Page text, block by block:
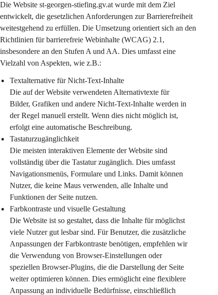
Die Website st-georgen-stiefing.gv.at wurde mit dem Ziel
entwickelt, die gesetzlichen Anforderungen zur Barrierefreiheit
weitestgehend zu erfüllen. Die Umsetzung orientiert sich an den
Richtlinien für barrierefreie Webinhalte (WCAG) 2.1,
insbesondere an den Stufen A und AA. Dies umfasst eine
Vielzahl von Aspekten, wie z.B.:
Textalternative für Nicht-Text-Inhalte
Die auf der Website verwendeten Alternativtexte für
Bilder, Grafiken und andere Nicht-Text-Inhalte werden in
der Regel manuell erstellt. Wenn dies nicht möglich ist,
erfolgt eine automatische Beschreibung.
Tastaturzugänglichkeit
Die meisten interaktiven Elemente der Website sind
vollständig über die Tastatur zugänglich. Dies umfasst
Navigationsmenüs, Formulare und Links. Damit können
Nutzer, die keine Maus verwenden, alle Inhalte und
Funktionen der Seite nutzen.
Farbkontraste und visuelle Gestaltung
Die Website ist so gestaltet, dass die Inhalte für möglichst
viele Nutzer gut lesbar sind. Für Benutzer, die zusätzliche
Anpassungen der Farbkontraste benötigen, empfehlen wir
die Verwendung von Browser-Einstellungen oder
speziellen Browser-Plugins, die die Darstellung der Seite
weiter optimieren können. Dies ermöglicht eine flexiblere
Anpassung an individuelle Bedürfnisse, einschließlich